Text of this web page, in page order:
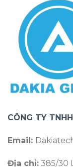
CÔNG TY
Email:
Địa chỉ: 385/30